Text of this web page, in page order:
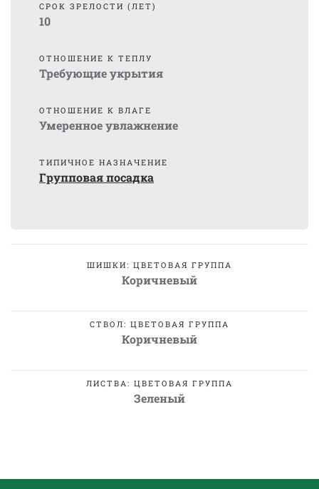
СРОК ЗРЕЛОСТИ (ЛЕТ)
10
ОТНОШЕНИЕ К ТЕПЛУ
Требующие укрытия
ОТНОШЕНИЕ К ВЛАГЕ
Умеренное увлажнение
ТИПИЧНОЕ НАЗНАЧЕНИЕ
Групповая посадка
ШИШКИ: ЦВЕТОВАЯ ГРУППА
Коричневый
СТВОЛ: ЦВЕТОВАЯ ГРУППА
Коричневый
ЛИСТВА: ЦВЕТОВАЯ ГРУППА
Зеленый